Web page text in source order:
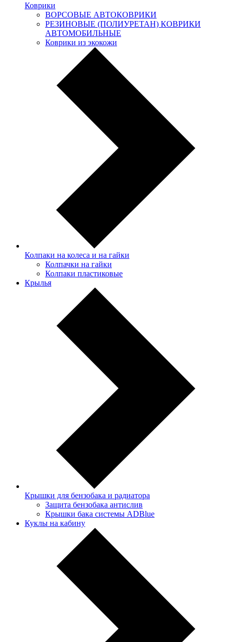
Коврики
ВОРСОВЫЕ АВТОКОВРИКИ
РЕЗИНОВЫЕ (ПОЛИУРЕТАН) КОВРИКИ
АВТОМОБИЛЬНЫЕ
Коврики из экокожи
Колпаки на колеса и на гайки
Колпачки на гайки
Колпаки пластиковые
Крылья
Крышки для бензобака и радиатора
Защита бензобака антислив
Крышки бака системы ADBlue
Куклы на кабину